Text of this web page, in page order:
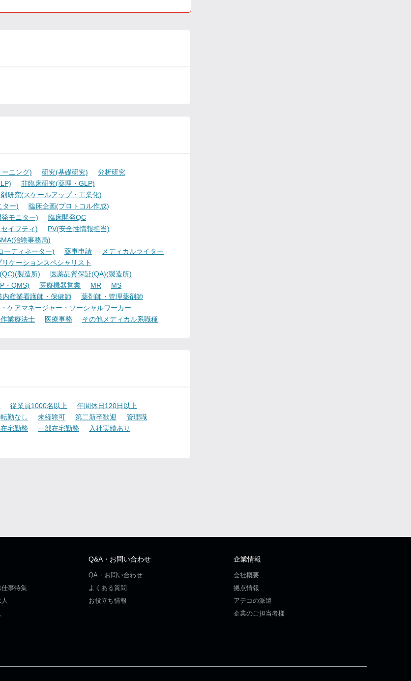
ニング) 研究(基礎研究)
分析研究
非臨床研究(薬理・GLP)
研究(スケールアップ・工業化)
ター)
臨床企画(プロトコル作成)
モニター)
臨床開発QC
イフティ)
PV(安全性情報担当)
治験事務局)
ーディネーター) 薬事申請
メディカルライター
ケーションスペシャリスト
製造所)
医薬品質保証(QA)(製造所)
・QMS) 医療機器営業 MR
MS
内産業看護師・保健師
薬剤師・管理薬剤師
ケアマネージャー・ソーシャルワーカー
業療法士 医療事務 その他メディカル系職種
従業員1000名以上
年間休日120日以上
転勤なし 未経験可 第二新卒歓迎
管理職
宅勤務 一部在宅勤務
入社実績あり
事特集
Q&A・お問い合わせ
QA・お問い合わせ
よくある質問
お役立ち情報
企業情報
会社概要
拠点情報
アデコの派遣
企業のご担当者様